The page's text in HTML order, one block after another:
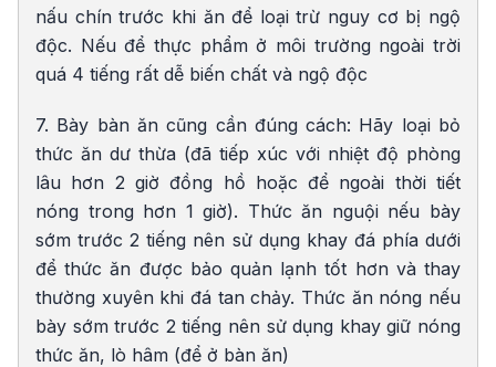
nấu chín trước khi ăn để loại trừ nguy cơ bị ngộ
độc. Nếu để thực phẩm ở môi trường ngoài trời
quá 4 tiếng rất dễ biến chất và ngộ độc
7. Bày bàn ăn cũng cần đúng cách: Hãy loại bỏ
thức ăn dư thừa (đã tiếp xúc với nhiệt độ phòng
lâu hơn 2 giờ đồng hồ hoặc để ngoài thời tiết
nóng trong hơn 1 giờ). Thức ăn nguội nếu bày
sớm trước 2 tiếng nên sử dụng khay đá phía dưới
để thức ăn được bảo quản lạnh tốt hơn và thay
thường xuyên khi đá tan chảy. Thức ăn nóng nếu
bày sớm trước 2 tiếng nên sử dụng khay giữ nóng
thức ăn, lò hâm (để ở bàn ăn)